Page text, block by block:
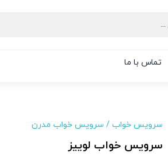
تماس با ما
سرویس خواب / سرویس خواب مدرن
سرویس خواب لوییز